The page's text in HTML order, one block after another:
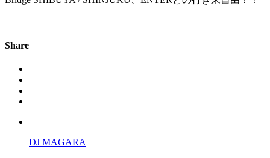
Share
DJ MAGARA